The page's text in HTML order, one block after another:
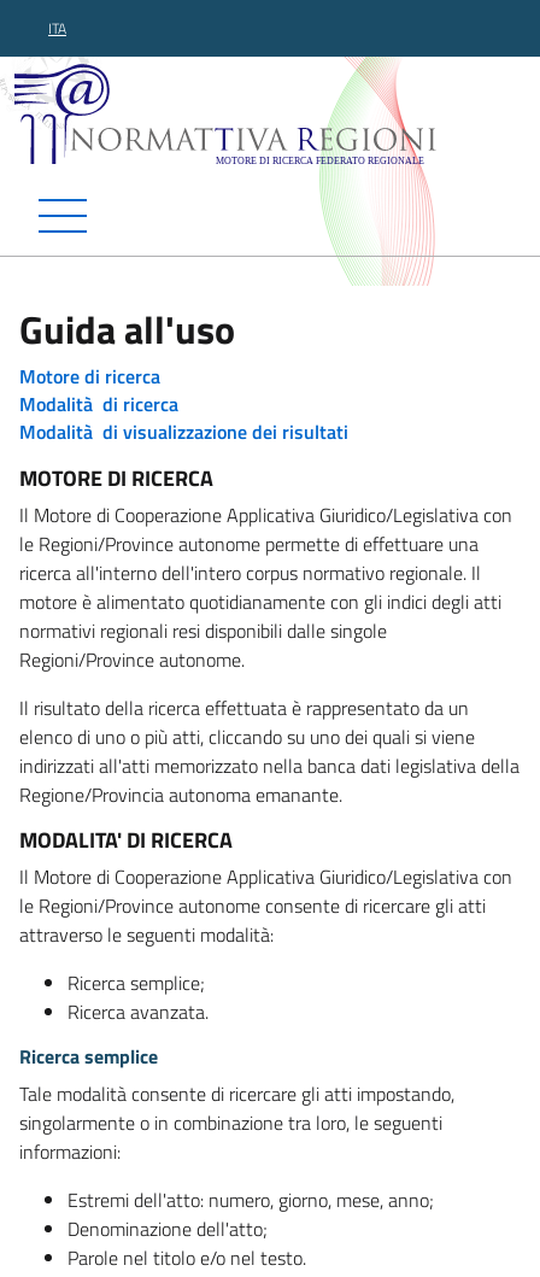
ITA
Normattiva Regioni -
Guida all'uso
Motore di ricerca
Modalità di ricerca
Modalità di visualizzazione dei risultati
MOTORE DI RICERCA
Il Motore di Cooperazione Applicativa Giuridico/Legislativa con
le Regioni/Province autonome permette di effettuare una
ricerca all'interno dell'intero corpus normativo regionale. Il
motore è alimentato quotidianamente con gli indici degli atti
normativi regionali resi disponibili dalle singole
Regioni/Province autonome.
Il risultato della ricerca effettuata è rappresentato da un
elenco di uno o più atti, cliccando su uno dei quali si viene
indirizzati all'atti memorizzato nella banca dati legislativa della
Regione/Provincia autonoma emanante.
MODALITA' DI RICERCA
Il Motore di Cooperazione Applicativa Giuridico/Legislativa con
le Regioni/Province autonome consente di ricercare gli atti
attraverso le seguenti modalità:
Ricerca semplice;
Ricerca avanzata.
Ricerca semplice
Tale modalità consente di ricercare gli atti impostando,
singolarmente o in combinazione tra loro, le seguenti
informazioni:
Estremi dell'atto: numero, giorno, mese, anno;
Denominazione dell'atto;
Parole nel titolo e/o nel testo.